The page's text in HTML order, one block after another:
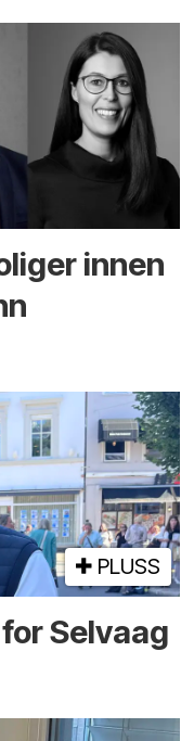
innen
PLUSS
Selvaag